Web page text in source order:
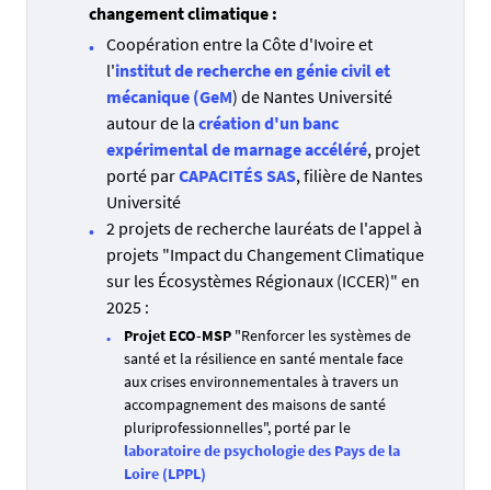
changement climatique :
Coopération entre la Côte d'Ivoire et
l'institut de recherche en génie civil et
mécanique (GeM) de Nantes Université
autour de la création d'un banc
expérimental de marnage accéléré, projet
porté parCAPACITÉS SAS, filière de Nantes
Université
2 projets de recherche lauréats de l'appel à
projets "Impact du Changement Climatique
sur les Écosystèmes Régionaux (ICCER)" en
2025 :
Projet ECO-MSP "Renforcer les systèmes de
santé et la résilience en santé mentale face
aux crises environnementales à travers un
accompagnement des maisons de santé
pluriprofessionnelles", porté par le
laboratoire de psychologie des Pays de la
Loire (LPPL)